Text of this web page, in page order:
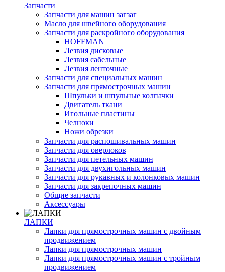
Запчасти
Запчасти для машин загзаг
Масло для швейного оборудования
Запчасти для раскройного оборудования
HOFFMAN
Лезвия дисковые
Лезвия сабельные
Лезвия ленточные
Запчасти для специальных машин
Запчасти для прямострочных машин
Шпульки и шпульные колпачки
Двигатель ткани
Игольные пластины
Челноки
Ножи обрезки
Запчасти для распошивальных машин
Запчасти для оверлоков
Запчасти для петельных машин
Запчасти для двухигольных машин
Запчасти для рукавных и колонковых машин
Запчасти для закрепочных машин
Общие запчасти
Аксессуары
ЛАПКИ
Лапки для прямострочных машин с двойным
продвижением
Лапки для прямострочных машин
Лапки для прямострочных машин с тройным
продвижением